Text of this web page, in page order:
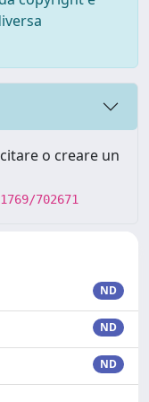
o creare un
702671
ND
ND
ND